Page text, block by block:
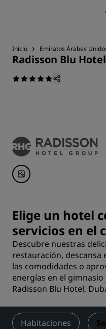
Inicio Emiratos Árabes
Radisson Blu
Elige un hotel
servicios en el
Descubre nuestras
restauración, descansa
las comodidades o
energías en el
Radisson Blu Hotel,
Habitaciones